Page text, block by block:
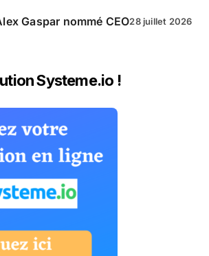
Gaspar nommé CEO28 juillet 2026
Systeme.io !